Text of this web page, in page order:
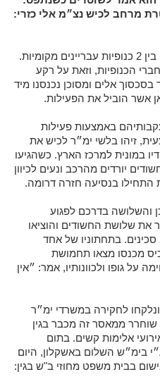
מרחב לכיש נצ״מ אלי כזרי:
בתקופה האחרונה זיהו בימ״ר לכיש סכסוך אלים בין 2 כנופיות עבריינים מקומיות.
הכנופיות, וזאת על רקע
אלים ומסוכן נכנסנו מיד
אשר הוביל את הפעילות.
באמצעות פעילות
פעילות מבצעית, זיהו בלשי ימ״ר לכיש את
במונית למרכז הארץ. כשהגיעו
יורדים מהרכב ונעים לכיוון
בנסיעה חזרה דרומה.
והשלושה בדרכם לפגוע
את שלושת החשודים והוציאו
אותם מהמונית. בחיפוש שערכו על גופם נמצאו 2 סכינים. בתחתוניו של אחד
מכנסו מצאו תחמושת
גופו ולכוונותיו, אמר: ״אין
לחקירה במשרדי ימ״ר
ממאסר זה מכבר בגין
אלימות קשים. בתום
בימ״ש השלום באשקלון, היום
בבית משפט מחוזי ב"ש בגין: